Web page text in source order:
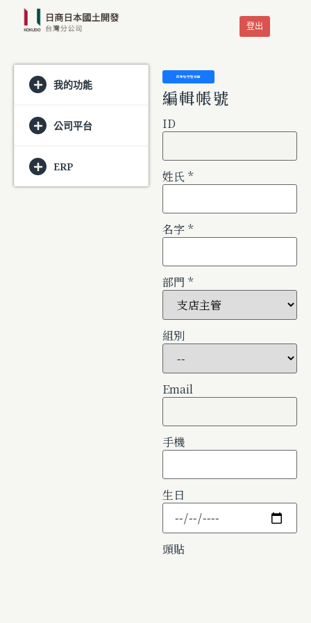
登出
我的功能
公司平台
ERP
回帳號管理頁面
編輯帳號
ID
姓氏 *
名字 *
部門 *
組別
Email
手機
生日
頭貼